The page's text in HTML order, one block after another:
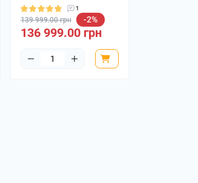
1
139 999.00 грн -2%
136 999.00 грн